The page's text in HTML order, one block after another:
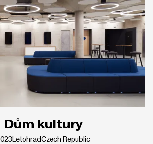
Dům kultury
LetohradCzech Republic